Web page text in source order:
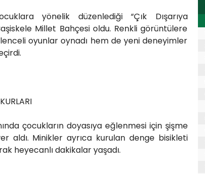
yönelik düzenlediği “Çık Dışarıya
Millet Bahçesi oldu. Renkli görüntülere
oyunlar oynadı hem de yeni deneyimler
çocukların doyasıya eğlenmesi için şişme
aldı. Minikler ayrıca kurulan denge bisikleti
heyecanlı dakikalar yaşadı.